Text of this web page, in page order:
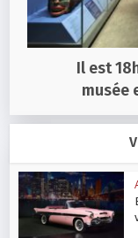
Il est
musée